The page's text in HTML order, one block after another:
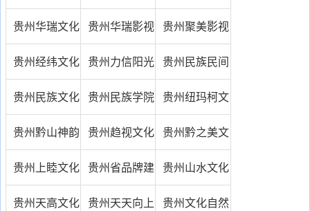
司
传媒有限公司 文化传播有限
公司
文化传媒有限
公司
贵州华瑞文化
传媒有限公司
贵州华瑞影视
传媒发展有限
公司
贵州聚美影视
文化传媒有限
公司
贵州经纬文化
传媒有限公司
贵州力信阳光
文化传媒有限
公司
贵州民族民间
文化资源信息
网
贵州民族文化
宫
贵州民族学院
水书文化研究
院
贵州纽玛柯文
化传媒有限公
司
贵州黔山神韵
文化传媒公司
贵州趋视文化
传媒有限公司
贵州黔之美文
化传媒有限公
司
贵州上睦文化
传媒有限公司
贵州省品牌建
设促进会
贵州山水文化
传媒有限公司
贵州天高文化 贵州天天向上 贵州文化自然